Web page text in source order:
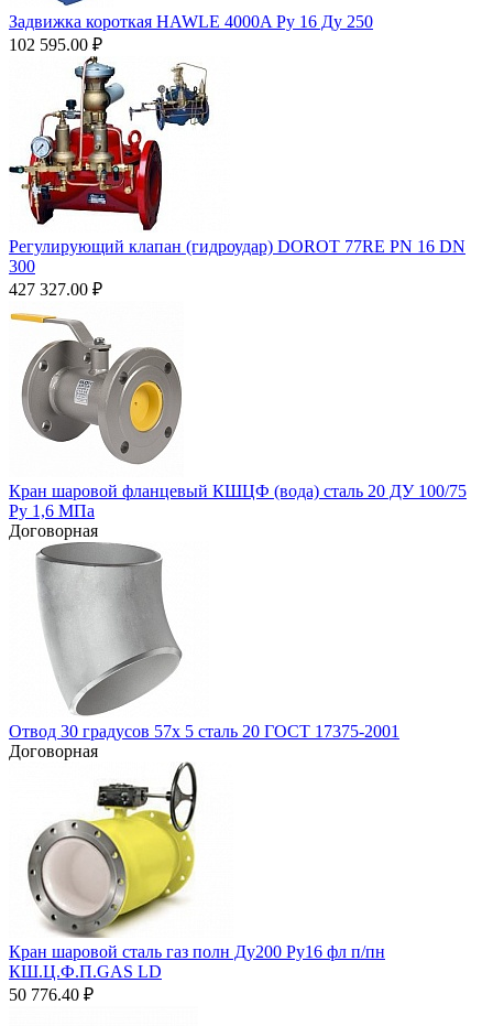
Задвижка короткая HAWLE 4000A Ру 16 Ду 250
102 595.00 ₽
Регулирующий клапан (гидроудар) DOROT 77RE PN 16 DN
300
427 327.00 ₽
Кран шаровой фланцевый КШЦФ (вода) сталь 20 ДУ 100/75
Ру 1,6 МПа
Договорная
Отвод 30 градусов 57х 5 сталь 20 ГОСТ 17375-2001
Договорная
Кран шаровой сталь газ полн Ду200 Ру16 фл п/пн
КШ.Ц.Ф.П.GAS LD
50 776.40 ₽